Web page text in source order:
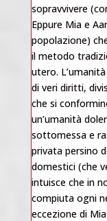
sopravvivere
Eppure Mia e
popolazione)
il metodo
utero.
di veri diritti,
che si
un’umanità
sottomessa e
privata persino
domestici (che
intuisce che in
compiuta ogni
eccezione di